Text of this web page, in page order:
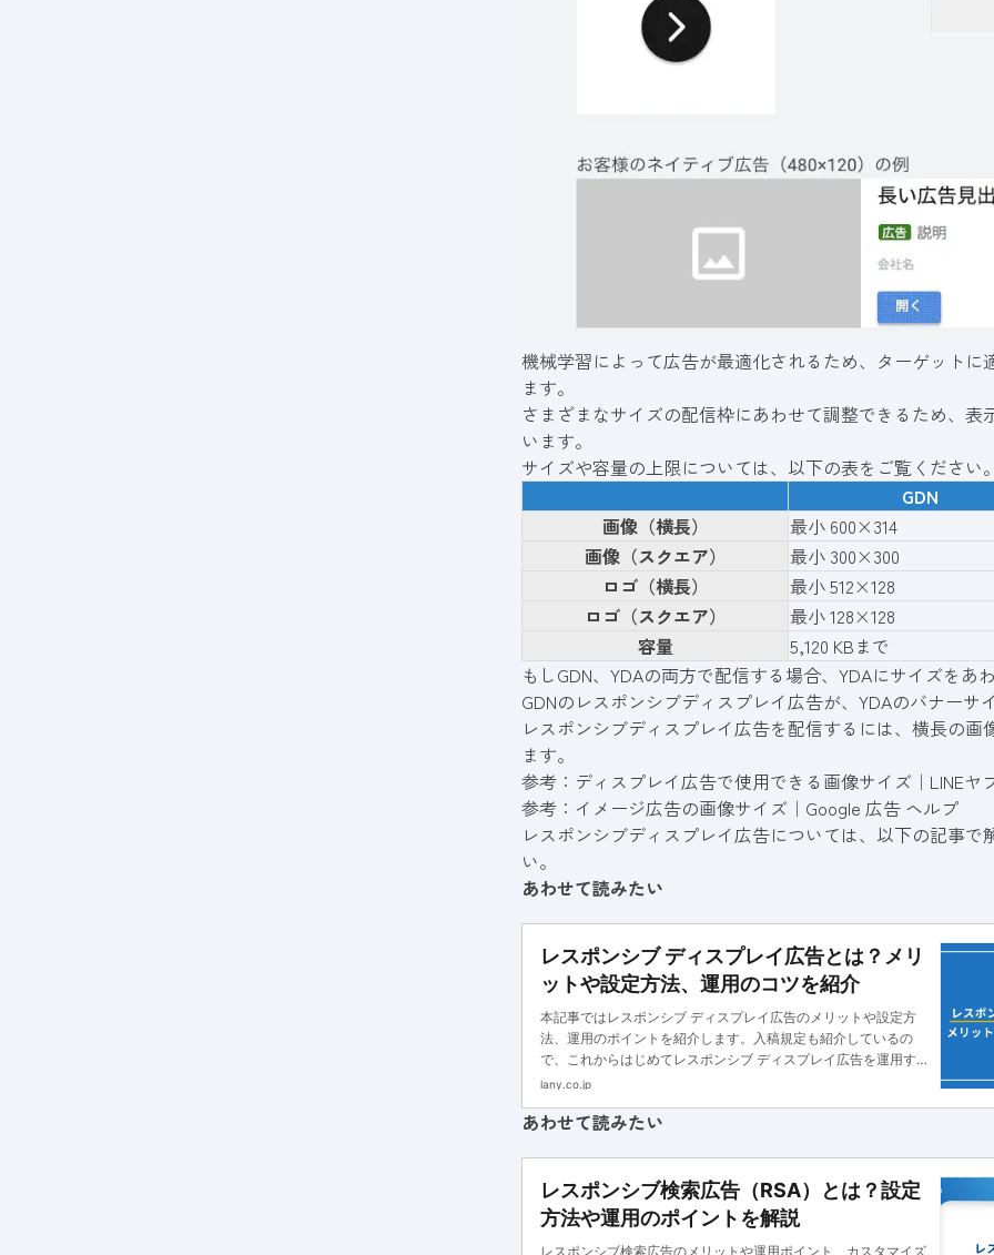
機械学習によって広告が最適化されるため、ターゲット
ます。
さまざまなサイズの配信枠にあわせて調整できるため、
います。
サイズや容量の上限については、以下の表をご覧ください
GDN
画像（横長）
最小 600×314
画像（スクエア）
最小 300×300
ロゴ（横長）
最小 512×128
ロゴ（スクエア）
最小 128×128
容量
5,120 KBまで
もしGDN、YDAの両方で配信する場合、YDAにサイズを
GDNのレスポンシブディスプレイ広告が、YDAのバナーサ
レスポンシブディスプレイ広告を配信するには、横長の
ます。
参考： ディスプレイ広告で使用できる画像サイズ｜LINEヤ
参考： イメージ広告の画像サイズ｜Google 広告 ヘルプ
レスポンシブディスプレイ広告については、以下の記事
い。
あわせて読みたい
レスポンシブ ディスプレイ広告とは？メリ
ットや設定方法、運用のコツを紹介
本記事ではレスポンシブ ディスプレイ広告のメリットや設定方
法、運用のポイントを紹介します。入稿規定も紹介しているの
で、これからはじめてレスポンシブ ディスプレイ広告を運用する
方は参考にしてください。
lany.co.jp
あわせて読みたい
レスポンシブ検索広告（RSA）とは？設定
方法や運用のポイントを解説
レスポンシブ検索広告のメリットや運用ポイント、カスタマイズ